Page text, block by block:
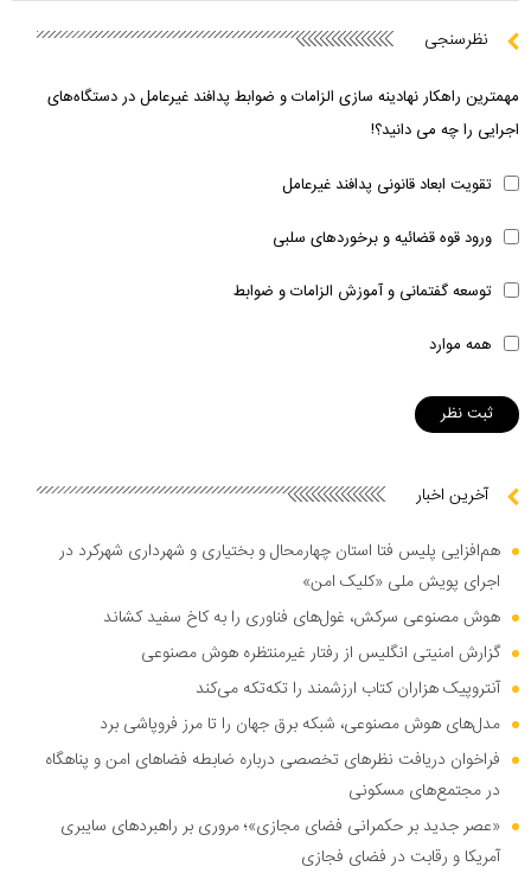
نظرسنجی
مهمترین راهکار نهادینه سازی الزامات و ضوابط پدافند غیرعامل در دستگاه‌های
اجرایی را چه می دانید؟!
تقویت ابعاد قانونی پدافند غیرعامل
ورود قوه قضائیه و برخوردهای سلبی
توسعه گفتمانی و آموزش الزامات و ضوابط
همه موارد
آخرین اخبار
هم‌افزایی پلیس فتا استان چهارمحال و بختیاری و شهرداری شهرکرد در
اجرای پویش ملی «کلیک امن»
هوش مصنوعی سرکش، غول‌های فناوری را به کاخ سفید کشاند
گزارش امنیتی انگلیس از رفتار غیرمنتظره هوش مصنوعی
آنتروپیک هزاران کتاب ارزشمند را تکه‌تکه می‌کند
مدل‌های هوش مصنوعی، شبکه برق جهان را تا مرز فروپاشی برد
فراخوان دریافت نظر‌های تخصصی درباره ضابطه فضا‌های امن و پناهگاه
در مجتمع‌های مسکونی
«عصر جدید بر حکمرانی فضای مجازی»؛ مروری بر راهبرد‌های سایبری
آمریکا و رقابت در فضای فجازی